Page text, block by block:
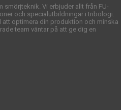
Vi erbjuder allt från FU-
och specialutbildningar i tribologi.
att optimera din produktion och minska
team väntar på att ge dig en